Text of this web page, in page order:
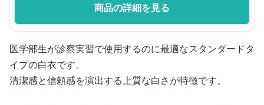
商品の詳細を見る
医学部生が診察実習で使用するのに最適なスタンダードタ
イプの白衣です。
清潔感と信頼感を演出する上質な白さが特徴です。